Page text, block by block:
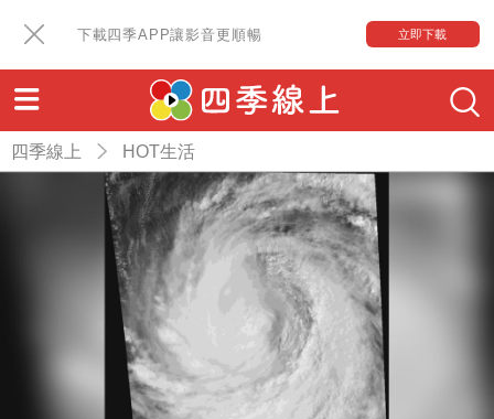
下載四季APP讓影音更順暢 立即下載
四季線上 HOT生活